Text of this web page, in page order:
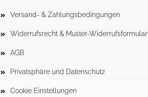
Versand- & Zahlungsbedingungen
Widerrufsrecht & Muster-Widerrufsformular
AGB
Privatsphäre und Datenschutz
Cookie Einstellungen